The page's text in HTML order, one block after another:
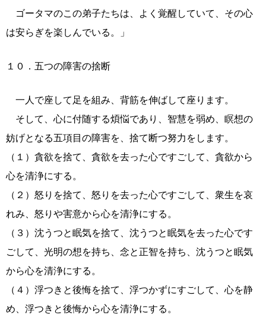
ゴータマのこの弟子たちは、よく覚醒していて、その心
は安らぎを楽しんでいる。」
１０．五つの障害の捨断
一人で座して足を組み、背筋を伸ばして座ります。
そして、心に付随する煩悩であり、智慧を弱め、瞑想の
妨げとなる五項目の障害を、捨て断つ努力をします。
（１）貪欲を捨て、貪欲を去った心ですごして、貪欲から
心を清浄にする。
（２）怒りを捨て、怒りを去った心ですごして、衆生を哀
れみ、怒りや害意から心を清浄にする。
（３）沈うつと眠気を捨て、沈うつと眠気を去った心です
ごして、光明の想を持ち、念と正智を持ち、沈うつと眠気
から心を清浄にする。
（４）浮つきと後悔を捨て、浮つかずにすごして、心を静
め、浮つきと後悔から心を清浄にする。